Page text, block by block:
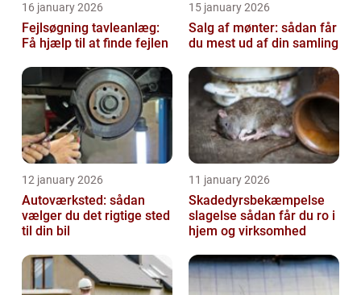
16 january 2026
Fejlsøgning tavleanlæg:
Få hjælp til at finde fejlen
15 january 2026
Salg af mønter: sådan får
du mest ud af din samling
12 january 2026
Autoværksted: sådan
vælger du det rigtige sted
til din bil
11 january 2026
Skadedyrsbekæmpelse
slagelse sådan får du ro i
hjem og virksomhed